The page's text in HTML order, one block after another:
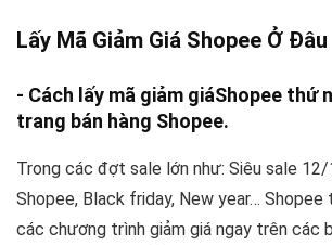
Lấy Mã Giảm Giá Shopee Ở Đâu
- Cách lấy mã giảm giáShopee thứ
trang bán hàng Shopee.
Trong các đợt sale lớn như: Siêu sale 12/
Shopee, Black friday, New year…
các chương trình giảm giá ngay trên các